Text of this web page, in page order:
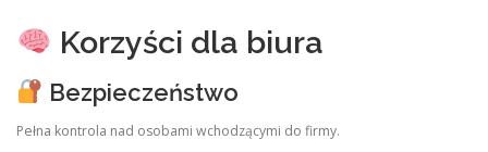
Korzyści dla biura
Bezpieczeństwo
Pełna kontrola nad osobami wchodzącymi do firmy.